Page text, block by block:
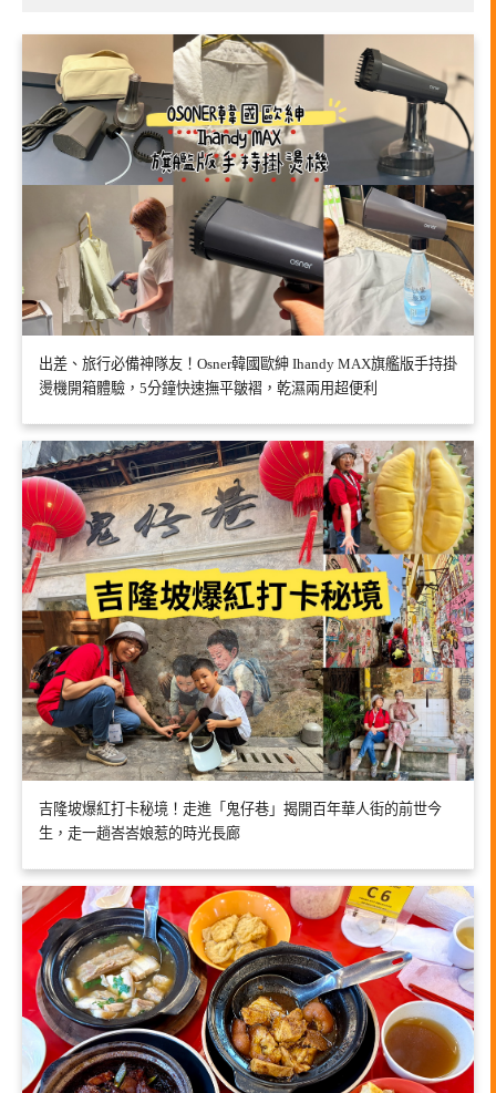
出差、旅行必備神隊友！Osner韓國歐紳 Ihandy MAX旗艦版手持掛
燙機開箱體驗，5分鐘快速撫平皺褶，乾濕兩用超便利
吉隆坡爆紅打卡秘境！走進「鬼仔巷」揭開百年華人街的前世今
生，走一趟峇峇娘惹的時光長廊